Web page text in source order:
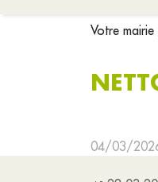
Votre mairie
04/03/